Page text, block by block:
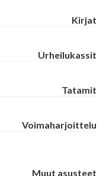
Kirjat
Urheilukassit
Tatamit
Voimaharjoittelu
Muut asusteet